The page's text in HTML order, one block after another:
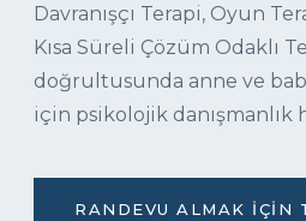
Davranışçı Terapi, Oyun
Kısa Süreli Çözüm Odaklı
doğrultusunda anne ve
için psikolojik danışmanlık
RANDEVU ALMAK İÇIN